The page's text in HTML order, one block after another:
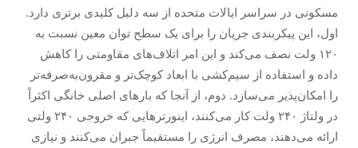
مسکونی در سراسر ایالات متحده از سه دلیل کلیدی برتری دارد.
اول، این پیکربندی جریان را برای یک سطح توان معین نسبت به
۱۲۰ ولت نصف می‌کند و این امر اتلاف‌های مقاومتی را کاهش
داده و استفاده از سیم‌کشی با ابعاد کوچک‌تر و مقرون‌به‌صرفه‌تر
را امکان‌پذیر می‌سازد. دوم، از آنجا که بارهای اصلی خانگی اکثراً
در ولتاژ ۲۴۰ ولت کار می‌کنند، اینورترهایی که خروجی ۲۴۰ ولتی
ارائه می‌دهند، مصرف انرژی را مستقیماً جبران می‌کنند و نیازی